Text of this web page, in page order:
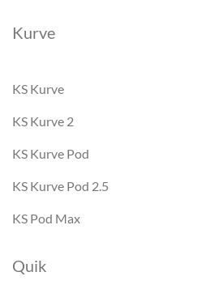
Kurve
KS Kurve
KS Kurve 2
KS Kurve Pod
KS Kurve Pod 2.5
KS Pod Max
Quik